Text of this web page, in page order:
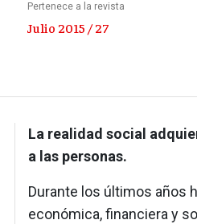
Pertenece a la revista
Julio 2015 / 27
La realidad social
a las personas.
Durante los últimos años
económica, financiera y